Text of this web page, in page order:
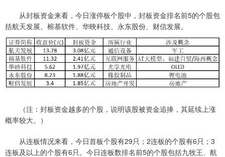
从封板资金来看，今日涨停板个股中，封板资金排名前5的个股包
括航天发展、榕基软件、华映科技、永东股份、财信发展。
（注：封板资金越多的个股，说明该股被资金追捧，其延续上涨
概率较大。）
从连板情况来看，今日首板个股有29只；2连板的个股有6只；3
连板及以上的个股有6只。今日连板数排名前5的个股包括九牧王、航